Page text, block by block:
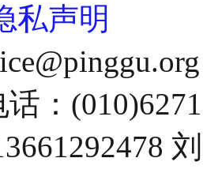
私声明
：